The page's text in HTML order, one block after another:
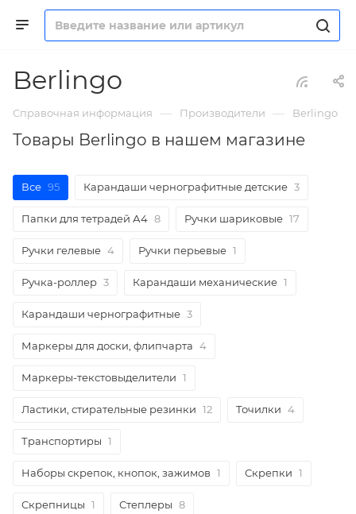
Berlingo
Справочная информация — Производители — Berlingo
Товары Berlingo в нашем магазине
Все 95 Карандаши чернографитные детские 3
Папки для тетрадей А4 8 Ручки шариковые 17
Ручки гелевые 4 Ручки перьевые 1
Ручка-роллер 3 Карандаши механические 1
Карандаши чернографитные 3
Маркеры для доски, флипчарта 4
Маркеры-текстовыделители 1
Ластики, стирательные резинки 12 Точилки 4
Транспортиры 1
Наборы скрепок, кнопок, зажимов 1 Скрепки 1
Скрепницы 1 Степлеры 8